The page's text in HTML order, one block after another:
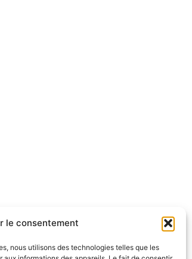
le consentement
nous utilisons des technologies telles que les